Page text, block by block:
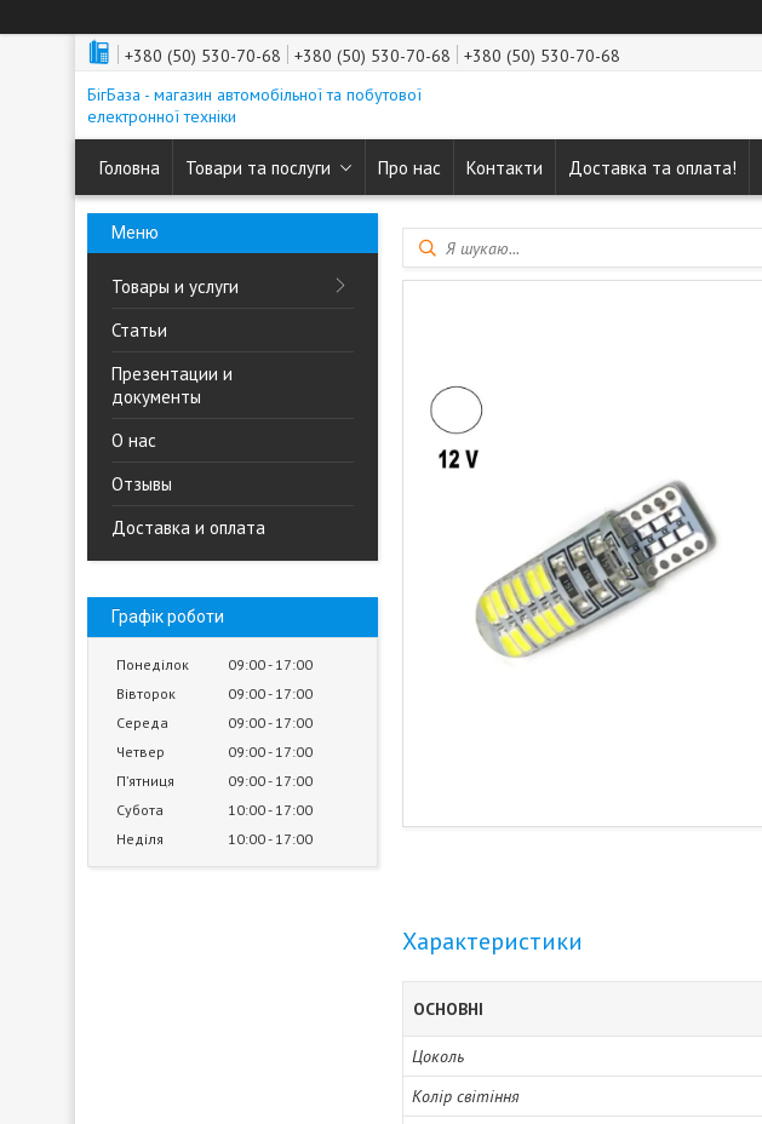
+380 (50) 530-70-68 +380 (50) 530-70-68 +380 (50) 530-70-68
БігБаза - магазин автомобільної та побутової
електронної техніки
Головна Товари та послуги Про нас Контакти Доставка та оплата!
Товары и услуги
Статьи
Презентации и
документы
О нас
Отзывы
Доставка и оплата
Графік роботи
Понеділок 09:00 17:00
Вівторок
09:00 17:00
Середа
09:00 17:00
Четвер
09:00 17:00
Пʼятниця
09:00 17:00
Субота
10:00 17:00
Неділя
10:00 17:00
Характеристики
ОСНОВНІ
Цоколь
Колір світіння